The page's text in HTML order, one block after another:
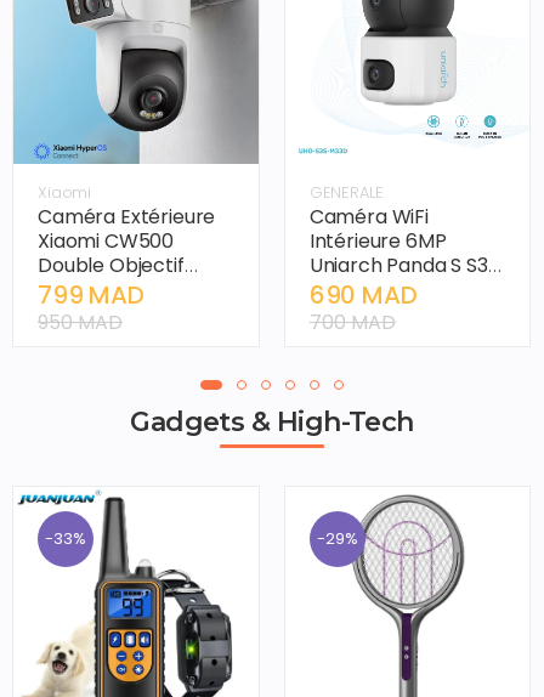
Xiaomi
Caméra Extérieure
Xiaomi CW500
Double Objectif
(Version Chinoise) –
Double 2,5K 4MP,
Wi-Fi 6 & Vision 360°
799 MAD
950 MAD
GENERALE
Caméra WiFi
Intérieure 6MP
Uniarch Panda S S3S
Dual – Double
Objectif
4mm+4mm, Pan &
IA
690 MAD
700 MAD
Gadgets & High-Tech
-33% -29%